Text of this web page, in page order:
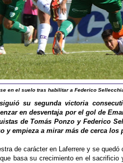
en el suelo tras habilitar a Federico
su segunda victoria
en desventaja por el gol de
de Tomás Ponzo y Federico
y empieza a mirar más de cerca
de carácter en Laferrere y se
basa su crecimiento en el